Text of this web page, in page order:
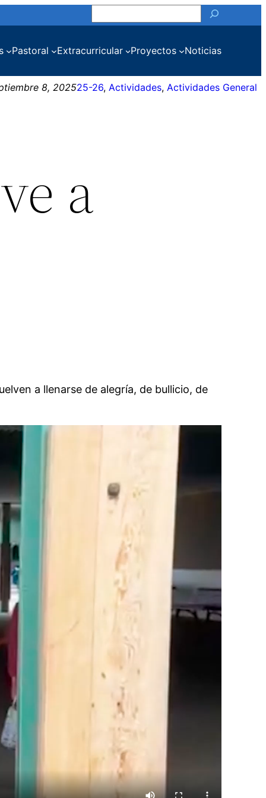
Pastoral Extracurricular Proyectos Noticias
8, 202525-26, Actividades, Actividades General
a
a llenarse de alegría, de bullicio, de